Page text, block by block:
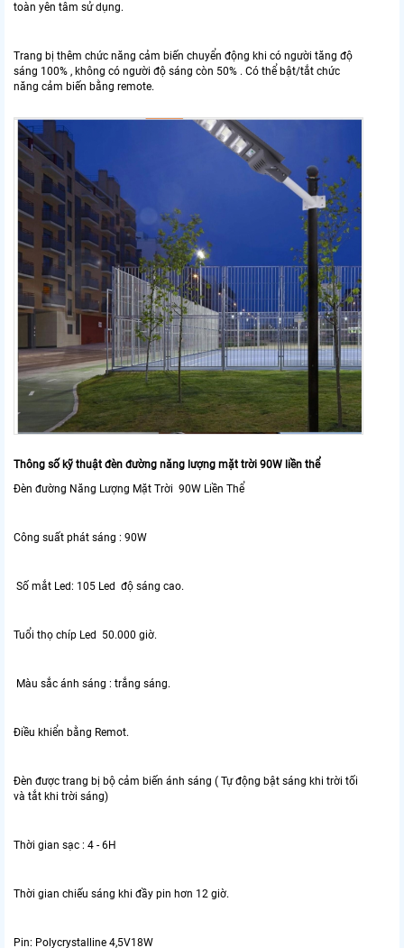
toàn yên tâm sử dụng.
Trang bị thêm chức năng cảm biến chuyển động khi có người tăng độ
sáng 100% , không có người độ sáng còn 50% . Có thể bật/tắt chức
năng cảm biến bằng remote.
Thông số kỹ thuật đèn đường năng lượng mặt trời 90W liền thể
Đèn đường Năng Lượng Mặt Trời 90W Liền Thể
Công suất phát sáng : 90W
Số mắt Led: 105 Led độ sáng cao.
Tuổi thọ chíp Led 50.000 giờ.
Màu sắc ánh sáng : trắng sáng.
Điều khiển bằng Remot.
Đèn được trang bị bộ cảm biến ánh sáng ( Tự động bật sáng khi trời tối
và tắt khi trời sáng)
Thời gian sạc : 4 - 6H
Thời gian chiếu sáng khi đầy pin hơn 12 giờ.
Pin: Polycrystalline 4,5V18W